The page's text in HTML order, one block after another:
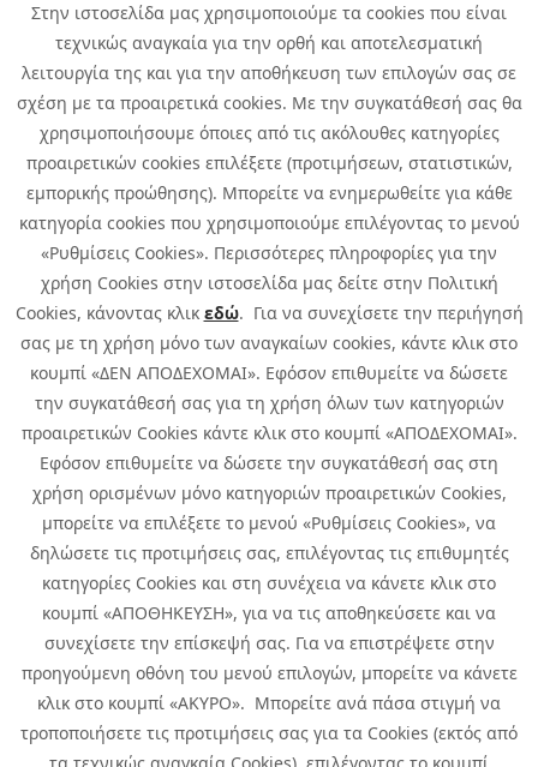
Στην ιστοσελίδα μας χρησιμοποιούμε τα cookies που είναι
τεχνικώς αναγκαία για την ορθή και αποτελεσματική
λειτουργία της και για την αποθήκευση των επιλογών σας σε
σχέση με τα προαιρετικά cookies. Με την συγκατάθεσή σας θα
χρησιμοποιήσουμε όποιες από τις ακόλουθες κατηγορίες
προαιρετικών cookies επιλέξετε (προτιμήσεων, στατιστικών,
εμπορικής προώθησης). Μπορείτε να ενημερωθείτε για κάθε
κατηγορία cookies που χρησιμοποιούμε επιλέγοντας το μενού
«Ρυθμίσεις Cookies». Περισσότερες πληροφορίες για την
χρήση Cookies στην ιστοσελίδα μας δείτε στην Πολιτική
Cookies, κάνοντας κλικ εδώ. Για να συνεχίσετε την περιήγησή
σας με τη χρήση μόνο των αναγκαίων cookies, κάντε κλικ στο
κουμπί «ΔΕΝ ΑΠΟΔΕΧΟΜΑΙ». Εφόσον επιθυμείτε να δώσετε
την συγκατάθεσή σας για τη χρήση όλων των κατηγοριών
προαιρετικών Cookies κάντε κλικ στο κουμπί «ΑΠΟΔΕΧΟΜΑΙ».
Εφόσον επιθυμείτε να δώσετε την συγκατάθεσή σας στη
χρήση ορισμένων μόνο κατηγοριών προαιρετικών Cookies,
μπορείτε να επιλέξετε το μενού «Ρυθμίσεις Cookies», να
δηλώσετε τις προτιμήσεις σας, επιλέγοντας τις επιθυμητές
κατηγορίες Cookies και στη συνέχεια να κάνετε κλικ στο
κουμπί «ΑΠΟΘΗΚΕΥΣΗ», για να τις αποθηκεύσετε και να
συνεχίσετε την επίσκεψή σας. Για να επιστρέψετε στην
προηγούμενη οθόνη του μενού επιλογών, μπορείτε να κάνετε
κλικ στο κουμπί «ΑΚΥΡΟ». Μπορείτε ανά πάσα στιγμή να
τροποποιήσετε τις προτιμήσεις σας για τα Cookies (εκτός από
Media Kit
Καριέρα
Όμιλος Quest
Site Map
Copyright © 2026 Infoquest.gr Με επιφύλαξη κάθε νόμιμου δικαιώματος.
Πολιτική Cookies Προτιμήσεις Cookies | Όροι Χρήσης